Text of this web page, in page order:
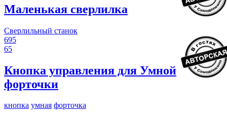
Маленькая сверлилка
Сверлильный станок
695
65
Кнопка управления для Умной
форточки
кнопка умная форточка